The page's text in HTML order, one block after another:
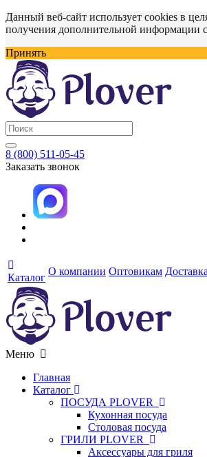
Данный веб-сайт использует cookies в
получения дополнительной информации
Принять
8 (800) 511-05-45
Заказать звонок
Каталог
О компании Оптовикам
Меню
Главная
Каталог
ПОСУДА PLOVER
Кухонная посуда
Столовая посуда
ГРИЛИ PLOVER
Аксессуары для гриля